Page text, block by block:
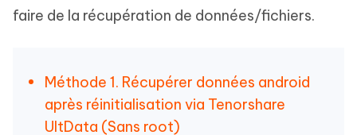
faire de la récupération de données/fichiers.
Méthode 1. Récupérer données android
après réinitialisation via Tenorshare
UltData (Sans root)